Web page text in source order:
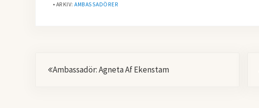
• ARKIV:AMBASSADÖRER
Ambassadör: Agneta Af Ekenstam